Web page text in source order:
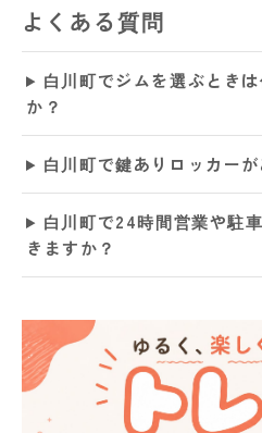
よくある質問
白川町でジムを選ぶとき
か？
白川町で鍵ありロッカー
白川町で24時間営業や駐
きますか？